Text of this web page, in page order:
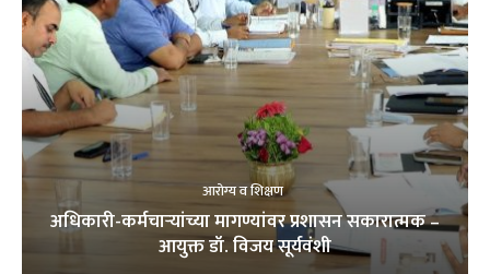
आरोग्य व शिक्षण
अधिकारी-कर्मचाऱ्यांच्या मागण्यांवर प्रशासन सकारात्मक –
आयुक्त डॉ. विजय सूर्यवंशी